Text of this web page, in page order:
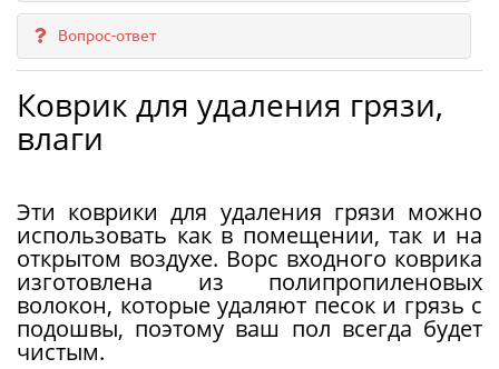
Вопрос-ответ
Коврик для удаления грязи,
влаги
Эти коврики для удаления грязи можно
использовать как в помещении, так и на
открытом воздухе. Ворс входного коврика
изготовлена ​​из полипропиленовых
волокон, которые удаляют песок и грязь с
подошвы, поэтому ваш пол всегда будет
чистым.